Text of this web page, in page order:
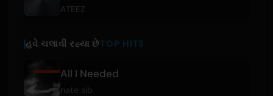
ATEEZ
હવે ચલાવી રહ્યા છેTOP HITS
All I Needed
nate sib